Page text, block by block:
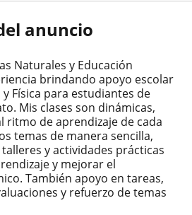
anuncio
Naturales y Educación
brindando apoyo escolar
Física para estudiantes de
Mis clases son dinámicas,
ritmo de aprendizaje de cada
temas de manera sencilla,
y actividades prácticas
y mejorar el
También apoyo en tareas,
y refuerzo de temas